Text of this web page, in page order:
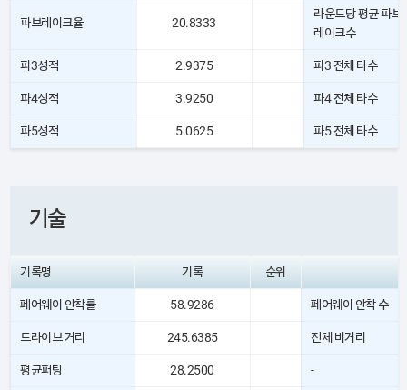
파브레이크율 20.8333
라운드당 평균 파브
레이크수
파3성적 2.9375 파3 전체 타수
파4성적 3.9250 파4 전체 타수
파5성적 5.0625 파5 전체 타수
기술
기록명 기록 순위
페어웨이 안착률 58.9286 페어웨이 안착 수
드라이브 거리 245.6385 전체 비거리
평균퍼팅 28.2500 -